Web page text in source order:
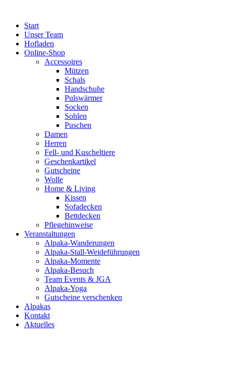
springenStart
Unser Team
Hofladen
Online-Shop
Accessoires
Mützen
Schals
Handschuhe
Pulswärmer
Socken
Sohlen
Puschen
Damen
Herren
Fell- und Kuscheltiere
Geschenkartikel
Gutscheine
Wolle
Home & Living
Kissen
Sofadecken
Bettdecken
Pflegehinweise
Veranstaltungen
Alpaka-Wanderungen
Alpaka-Stall-Weideführungen
Alpaka-Momente
Alpaka-Besuch
Team Events & JGA
Alpaka-Yoga
Gutscheine verschenken
Alpakas
Kontakt
Aktuelles